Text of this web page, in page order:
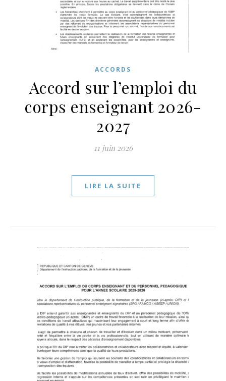
ACCORDS
Accord sur l’emploi du
corps enseignant 2026-
2027
11 juin 2026
LIRE LA SUITE